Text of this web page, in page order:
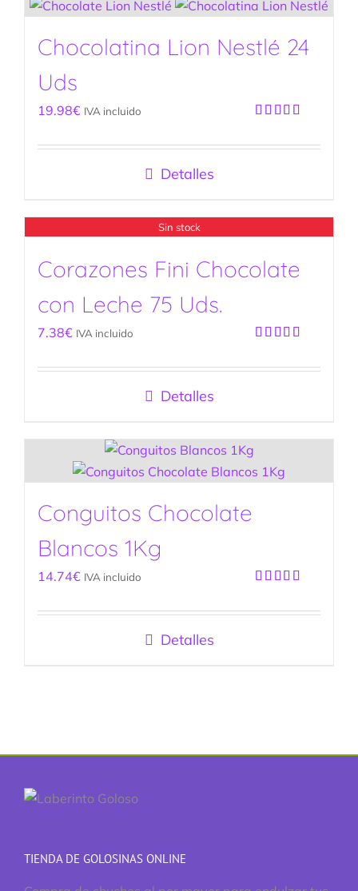
Chocolatina Lion Nestlé 24
Uds
con5.00de
19.98€ IVA incluido
Detalles
Sin stock
Corazones Fini Chocolate
con Leche 75 Uds.
con5.00de
7.38€ IVA incluido
Detalles
Conguitos Chocolate
Blancos 1Kg
con5.00de
14.74€ IVA incluido
Detalles
TIENDA DE GOLOSINAS ONLINE